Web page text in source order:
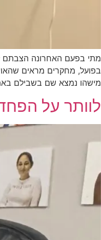
מתי בפעם האחרונה הצבתם
בפועל, מחקרים מראים
מישהו נמצא שם בשבילם
לוותר על